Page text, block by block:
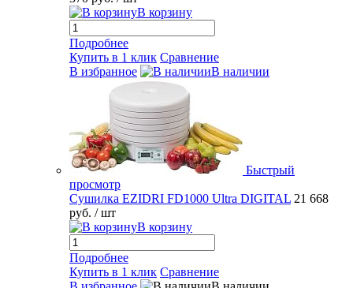
В корзину
Подробнее
Купить в 1 клик Сравнение
В избранное
В наличии
Быстрый
просмотр
Сушилка EZIDRI FD1000 Ultra DIGITAL 21 668
руб. / шт
В корзину
Подробнее
Купить в 1 клик Сравнение